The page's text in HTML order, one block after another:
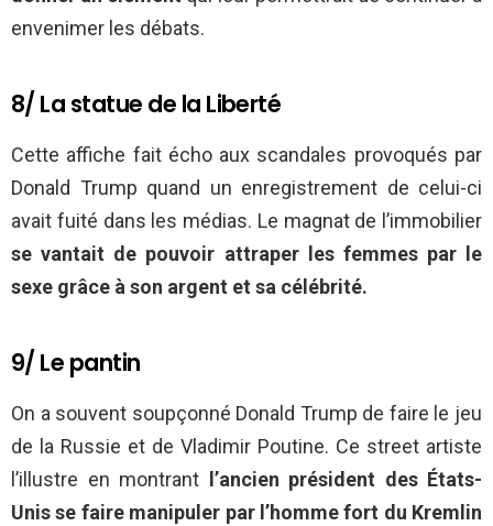
envenimer les débats.
8/ La statue de la Liberté
Cette affiche fait écho aux scandales provoqués par
Donald Trump quand un enregistrement de celui-ci
avait fuité dans les médias. Le magnat de l’immobilier
se vantait de pouvoir attraper les femmes par le
sexe grâce à son argent et sa célébrité.
9/ Le pantin
On a souvent soupçonné Donald Trump de faire le jeu
de la Russie et de Vladimir Poutine. Ce street artiste
l’illustre en montrant
l’ancien président des États-
Unis se faire manipuler par l’homme fort du Kremlin